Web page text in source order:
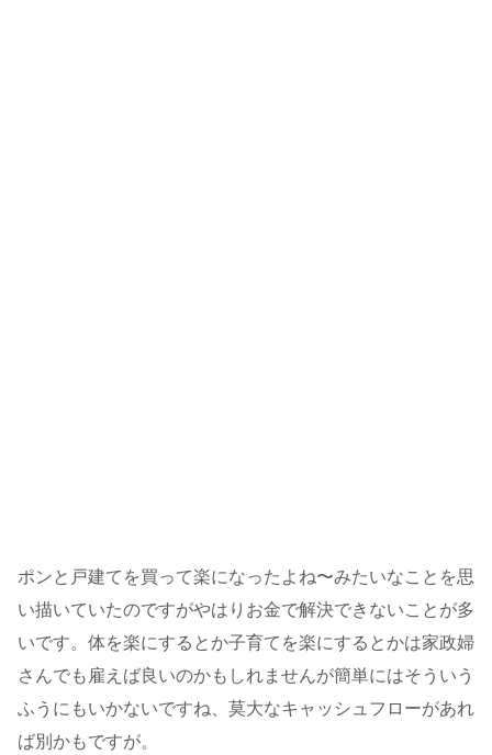
ポンと戸建てを買って楽になったよね〜みたいなことを思
い描いていたのですがやはりお金で解決できないことが多
いです。体を楽にするとか子育てを楽にするとかは家政婦
さんでも雇えば良いのかもしれませんが簡単にはそういう
ふうにもいかないですね、莫大なキャッシュフローがあれ
ば別かもですが。